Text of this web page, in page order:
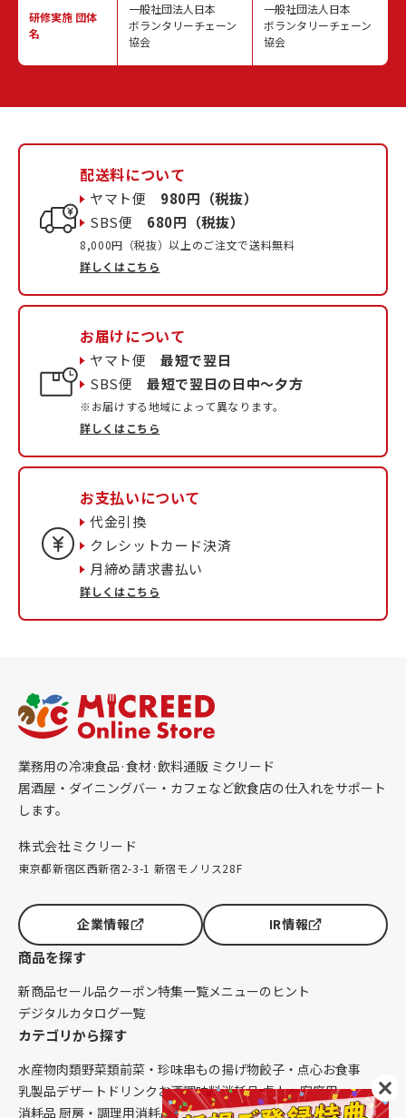
研修実施 団体
名
一般社団法人日本
ボランタリーチェーン
協会
一般社団法人日本
ボランタリーチェーン
協会
配送料について
ヤマト便 980円（税抜）
SBS便 680円（税抜）
8,000円（税抜）以上のご注文で送料無料
詳しくはこちら
お届けについて
ヤマト便最短で翌日
SBS便最短で翌日の日中〜夕方
※お届けする地域によって異なります。
詳しくはこちら
お支払いについて
代金引換
クレシットカード決済
月締め請求書払い
詳しくはこちら
業務用の冷凍食品·食材·飲料通販 ミクリード
居酒屋・ダイニングバー・カフェなど飲食店の仕入れをサポート
します。
株式会社ミクリード
東京都新宿区西新宿2-3-1 新宿モノリス28F
企業情報 IR情報
商品を探す
新商品セール品クーポン特集一覧メニューのヒント
デジタルカタログ一覧
カテゴリから探す
水産物肉類野菜類前菜・珍味串もの揚げ物餃子・点心お食事
乳製品デザート ドリンク お酒調味料消耗品 卓上・客席用
消耗品 厨房・調理用消耗品 クレンリネス生鮮品（配送便限定）